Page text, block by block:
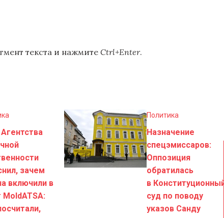
текста и нажмите Ctrl+Enter.
Агентства
зачем
включили в
MoldATSA:
Политика
Назначение
спецэмиссаров:
Оппозиция
обратилась
в Конституционный
суд по поводу
указов Санду